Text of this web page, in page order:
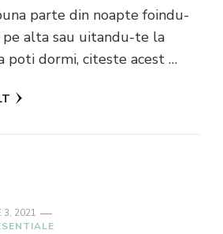
parte din noapte foindu-
alta sau uitandu-te la
poti dormi, citeste acest …
3, 2021